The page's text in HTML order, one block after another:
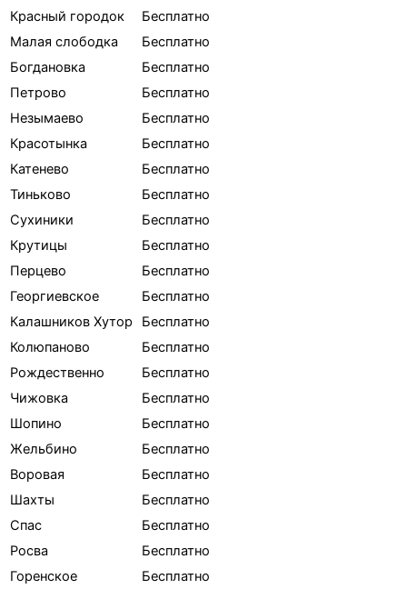
Красный городок
Бесплатно
Малая слободка
Бесплатно
Богдановка
Бесплатно
Петрово
Бесплатно
Незымаево
Бесплатно
Красотынка
Бесплатно
Катенево
Бесплатно
Тиньково
Бесплатно
Сухиники
Бесплатно
Крутицы
Бесплатно
Перцево
Бесплатно
Георгиевское
Бесплатно
Калашников Хутор
Бесплатно
Колюпаново
Бесплатно
Рождественно
Бесплатно
Чижовка
Бесплатно
Шопино
Бесплатно
Жельбино
Бесплатно
Воровая
Бесплатно
Шахты
Бесплатно
Спас
Бесплатно
Росва
Бесплатно
Горенское
Бесплатно